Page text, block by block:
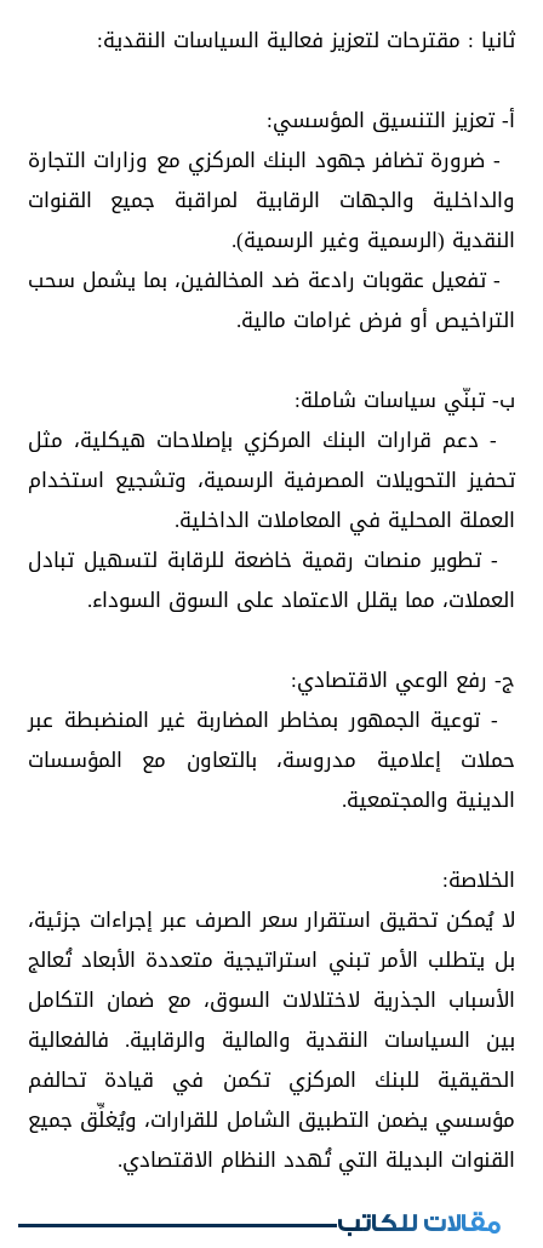
ثانيا : مقترحات لتعزيز فعالية السياسات النقدية:
أ- تعزيز التنسيق المؤسسي:
- ضرورة تضافر جهود البنك المركزي مع وزارات التجارة
والداخلية والجهات الرقابية لمراقبة جميع القنوات
النقدية (الرسمية وغير الرسمية).
- تفعيل عقوبات رادعة ضد المخالفين، بما يشمل سحب
التراخيص أو فرض غرامات مالية.
ب- تبنّي سياسات شاملة:
- دعم قرارات البنك المركزي بإصلاحات هيكلية، مثل
تحفيز التحويلات المصرفية الرسمية، وتشجيع استخدام
العملة المحلية في المعاملات الداخلية.
- تطوير منصات رقمية خاضعة للرقابة لتسهيل تبادل
العملات، مما يقلل الاعتماد على السوق السوداء.
ج- رفع الوعي الاقتصادي:
- توعية الجمهور بمخاطر المضاربة غير المنضبطة عبر
حملات إعلامية مدروسة، بالتعاون مع المؤسسات
الدينية والمجتمعية.
الخلاصة:
لا يُمكن تحقيق استقرار سعر الصرف عبر إجراءات جزئية،
بل يتطلب الأمر تبني استراتيجية متعددة الأبعاد تُعالج
الأسباب الجذرية لاختلالات السوق، مع ضمان التكامل
بين السياسات النقدية والمالية والرقابية. فالفعالية
الحقيقية للبنك المركزي تكمن في قيادة تحالفم
مؤسسي يضمن التطبيق الشامل للقرارات، ويُغلِّق جميع
القنوات البديلة التي تُهدد النظام الاقتصادي.
مقالات للكاتب